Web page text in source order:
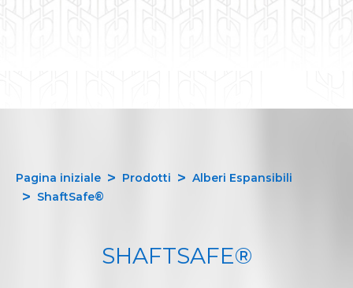
Pagina iniziale Prodotti
Alberi Espansibili
ShaftSafe®
SHAFTSAFE®